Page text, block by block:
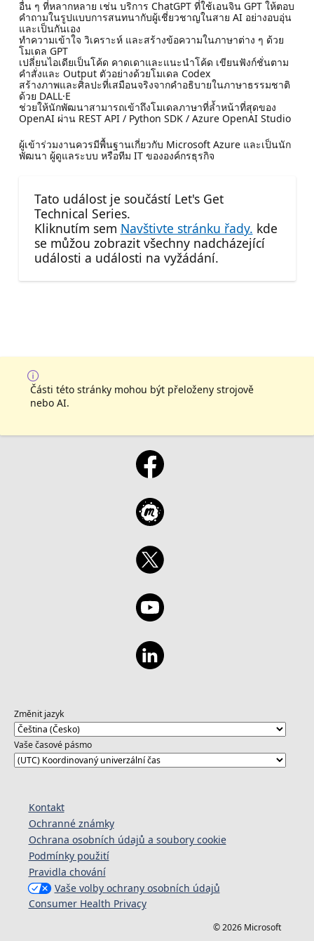
อื่น ๆ ที่หลากหลาย เช่น บริการ ChatGPT ที่ใช้เอนจิน GPT ให้ตอบ
คำถามในรูปแบบการสนทนากับผู้เชี่ยวชาญในสาย AI อย่างอบอุ่น
และเป็นกันเอง
ทำความเข้าใจ วิเคราะห์ และสร้างข้อความในภาษาต่าง ๆ ด้วย
โมเดล GPT
เปลี่ยนไอเดียเป็นโค้ด คาดเดาและแนะนำโค้ด เขียนฟังก์ชั่นตาม
คำสั่งและ Output ตัวอย่างด้วยโมเดล Codex
สร้างภาพและศิลปะที่เสมือนจริงจากคำอธิบายในภาษาธรรมชาติ
ด้วย DALL·E
ช่วยให้นักพัฒนาสามารถเข้าถึงโมเดลภาษาที่ล้ำหน้าที่สุดของ
OpenAI ผ่าน REST API / Python SDK / Azure OpenAI Studio
ผู้เข้าร่วมงานควรมีพื้นฐานเกี่ยวกับ Microsoft Azure และเป็นนัก
พัฒนา ผู้ดูแลระบบ หรือทีม IT ขององค์กรธุรกิจ
Tato událost je součástí Let's Get
Technical Series.
Kliknutím sem Navštivte stránku řady. kde
se můžou zobrazit všechny nadcházející
události a události na vyžádání.
Části této stránky mohou být přeloženy strojově
nebo AI.
Změnit jazyk
Vaše časové pásmo
Kontakt
Ochranné známky
Ochrana osobních údajů a soubory cookie
Podmínky použití
Pravidla chování
Vaše volby ochrany osobních údajů
Consumer Health Privacy
© 2026 Microsoft